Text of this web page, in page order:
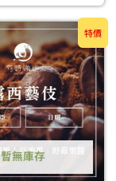
選
擇
選
項
特價
暫無庫存
原
始
價
格：
NT$510。
目
前
價
格：
此
產
品
有
多
種
款
式。